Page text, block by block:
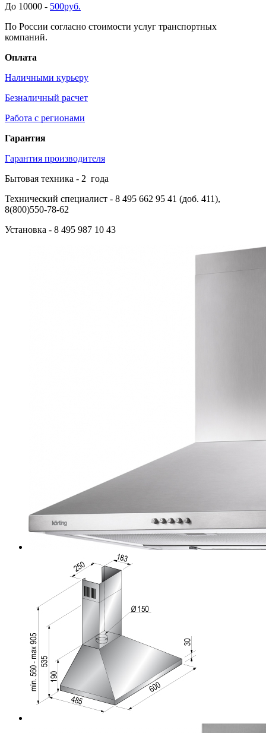
До 10000 - 500руб.
По России согласно стоимости услуг транспортных
компаний.
Оплата
Наличными курьеру
Безналичный расчет
Работа с регионами
Гарантия
Гарантия производителя
Бытовая техника - 2 года
Технический специалист - 8 495 662 95 41 (доб. 411),
8(800)550-78-62
Установка - 8 495 987 10 43